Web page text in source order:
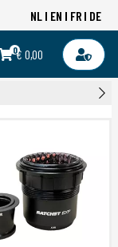
NL EN FR DE
0€ 0,00